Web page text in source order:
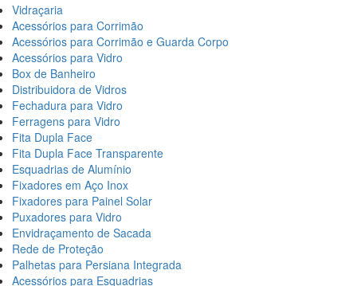
Vidraçaria
Acessórios para Corrimão
Acessórios para Corrimão e Guarda Corpo
Acessórios para Vidro
Box de Banheiro
Distribuidora de Vidros
Fechadura para Vidro
Ferragens para Vidro
Fita Dupla Face
Fita Dupla Face Transparente
Esquadrias de Alumínio
Fixadores em Aço Inox
Fixadores para Painel Solar
Puxadores para Vidro
Envidraçamento de Sacada
Rede de Proteção
Palhetas para Persiana Integrada
Acessórios para Esquadrias